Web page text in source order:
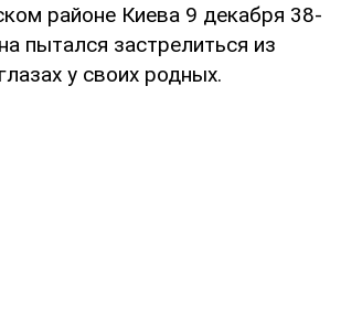
районе Киева 9 декабря 38-
пытался застрелиться из
у своих родных.